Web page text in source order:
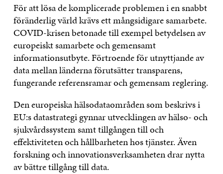
För att lösa de komplicerade problemen i en snabbt
föränderlig värld krävs ett mångsidigare samarbete.
COVID-krisen betonade till exempel betydelsen av
europeiskt samarbete och gemensamt
informationsutbyte. Förtroende för utnyttjande av
data mellan länderna förutsätter transparens,
fungerande referensramar och gemensam reglering.
Den europeiska hälsodataområden som beskrivs i
EU:s datastrategi gynnar utvecklingen av hälso- och
sjukvårdssystem samt tillgången till och
effektiviteten och hållbarheten hos tjänster. Även
forskning och innovationsverksamheten drar nytta
av bättre tillgång till data.